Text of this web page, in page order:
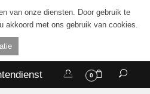
van onze diensten. Door gebruik te
akkoord met ons gebruik van cookies.
0